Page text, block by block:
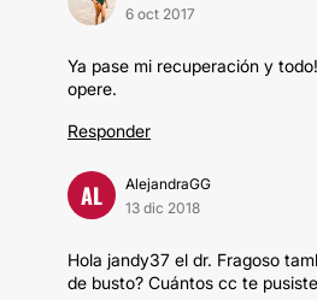
6 oct 2017
Ya pase mi recuperación y
opere.
Responder
AL
AlejandraGG
13 dic 2018
Hola jandy37 el dr. Fragoso
de busto? Cuántos cc te